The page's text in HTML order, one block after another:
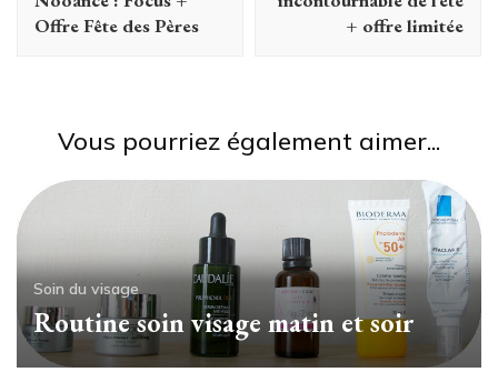
Offre Fête des Pères
+ offre limitée
Vous pourriez également aimer...
Soin du visage
Routine soin visage matin et soir